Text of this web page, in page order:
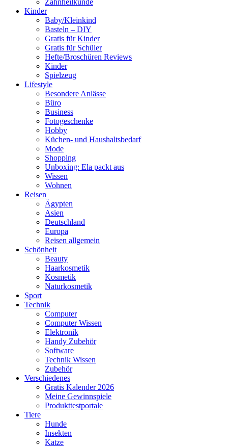
Kinder
Baby/Kleinkind
Basteln – DIY
Gratis für Kinder
Gratis für Schüler
Hefte/Broschüren Reviews
Kinder
Spielzeug
Lifestyle
Besondere Anlässe
Büro
Business
Fotogeschenke
Hobby
Küchen- und Haushaltsbedarf
Mode
Shopping
Unboxing: Ela packt aus
Wissen
Wohnen
Reisen
Ägypten
Asien
Deutschland
Europa
Reisen allgemein
Schönheit
Beauty
Haarkosmetik
Kosmetik
Naturkosmetik
Sport
Technik
Computer
Computer Wissen
Elektronik
Handy Zubehör
Software
Technik Wissen
Zubehör
Verschiedenes
Gratis Kalender 2026
Meine Gewinnspiele
Produkttestportale
Tiere
Hunde
Insekten
Katze